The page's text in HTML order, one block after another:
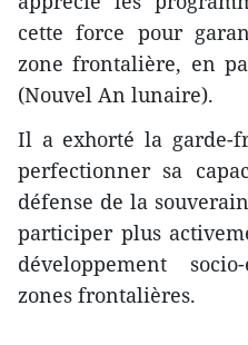
cette force pour
zone frontalière, en
(Nouvel An lunaire).
Il a exhorté la garde-
perfectionner sa
défense de la
participer plus
développement
zones frontalières.